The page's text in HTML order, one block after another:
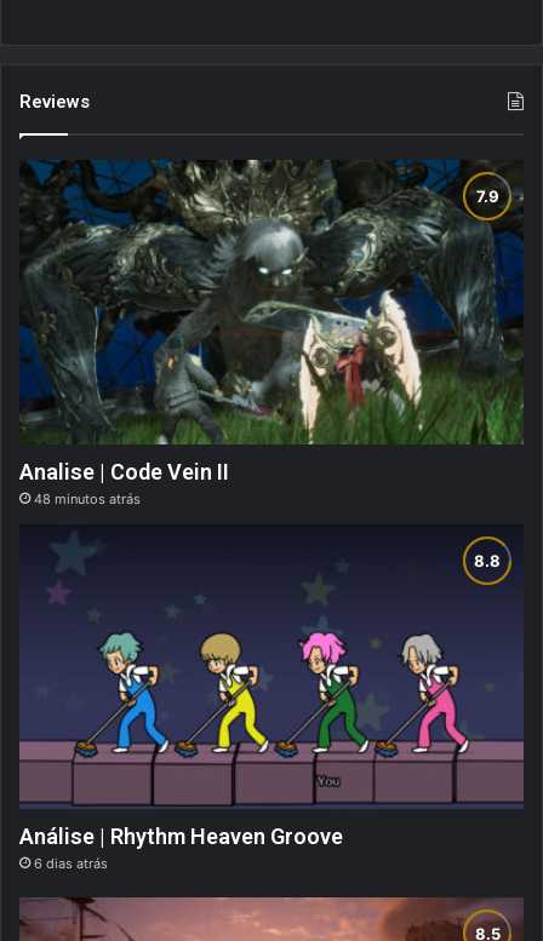
Reviews
Analise | Code Vein II
48 minutos atrás
Análise | Rhythm Heaven Groove
6 dias atrás